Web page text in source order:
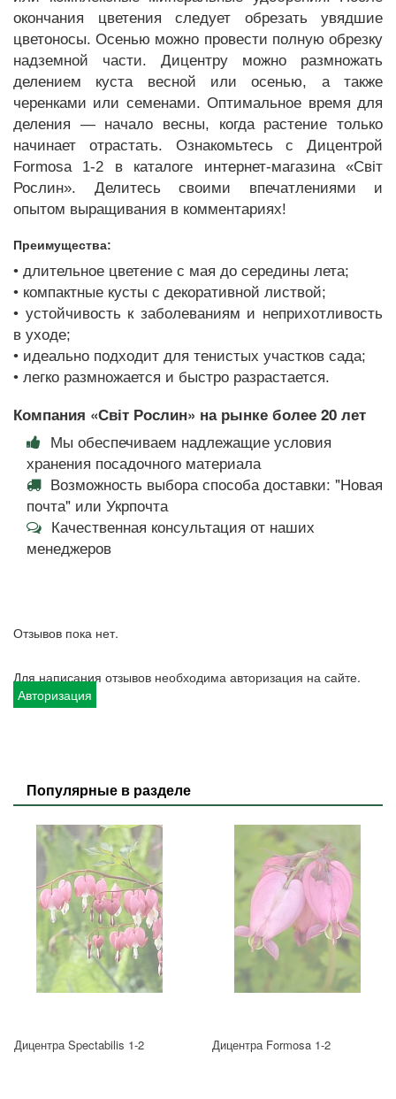
окончания цветения следует обрезать увядшие
цветоносы. Осенью можно провести полную обрезку
надземной части. Дицентру можно размножать
делением куста весной или осенью, а также
черенками или семенами. Оптимальное время для
деления — начало весны, когда растение только
начинает отрастать. Ознакомьтесь с Дицентрой
Formosa 1-2 в каталоге интернет-магазина «Світ
Рослин». Делитесь своими впечатлениями и
опытом выращивания в комментариях!
Преимущества:
• длительное цветение с мая до середины лета;
• компактные кусты с декоративной листвой;
• устойчивость к заболеваниям и неприхотливость
в уходе;
• идеально подходит для тенистых участков сада;
• легко размножается и быстро разрастается.
Компания «Світ Рослин» на рынке более 20 лет
Мы обеспечиваем надлежащие условия
хранения посадочного материала
Возможность выбора способа доставки: "Новая
почта" или Укрпочта
Качественная консультация от наших
менеджеров
Отзывов пока нет.
Для написания отзывов необходима авторизация на сайте.
Авторизация
Популярные в разделе
Дицентра Spectabilis 1-2 Дицентра Formosa 1-2